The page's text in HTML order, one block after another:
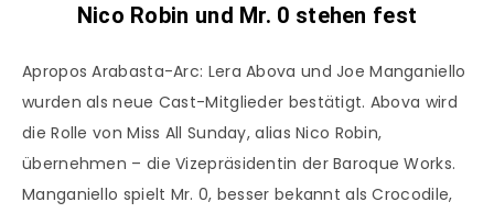
Nico Robin und Mr. 0 stehen fest
Apropos Arabasta-Arc: Lera Abova und Joe Manganiello
wurden als neue Cast-Mitglieder bestätigt. Abova wird
die Rolle von Miss All Sunday, alias Nico Robin,
übernehmen – die Vizepräsidentin der Baroque Works.
Manganiello spielt Mr. 0, besser bekannt als Crocodile,